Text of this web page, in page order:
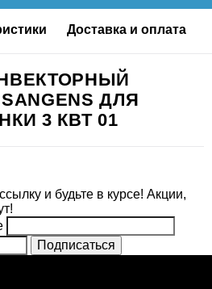
Доставка и оплата
ДЛЯ
3 КВТ 01
и будьте в курсе! Акции,
Подписаться